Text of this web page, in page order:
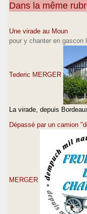
Dans la même
Une virade au Moun
pour y chanter en gascon
Tederic MERGER
La virade, depuis
Dépassé par un camion
MERGER